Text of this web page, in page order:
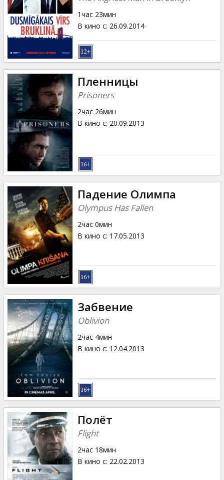
1час 23мин
В кино с: 26.09.2014
Пленницы
Prisoners
2час 26мин
В кино с: 20.09.2013
Падение Олимпа
Olympus Has Fallen
2час 0мин
В кино с: 17.05.2013
Забвение
Oblivion
2час 4мин
В кино с: 12.04.2013
Полёт
Flight
2час 18мин
В кино с: 22.02.2013